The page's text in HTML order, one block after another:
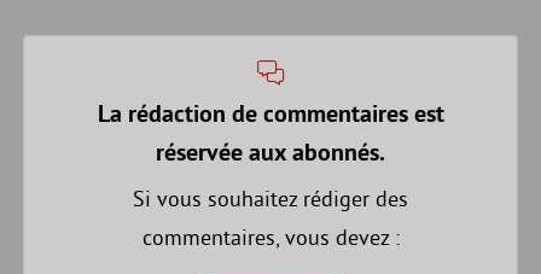
La rédaction de commentaires est
réservée aux abonnés.
Si vous souhaitez rédiger des
commentaires, vous devez :